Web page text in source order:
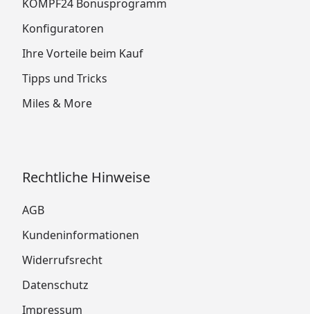
KÖMPF24 Bonusprogramm
Konfiguratoren
Ihre Vorteile beim Kauf
Tipps und Tricks
Miles & More
Rechtliche Hinweise
AGB
Kundeninformationen
Widerrufsrecht
Datenschutz
Impressum